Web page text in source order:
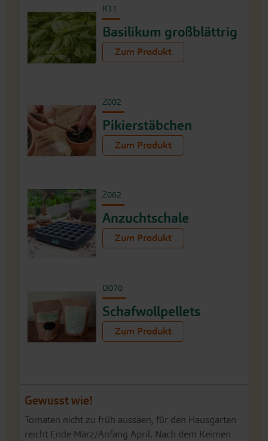
Gewusst wie!
Tomaten nicht zu früh aussäen, für den Hausgarten
reicht Ende März/Anfang April. Nach dem Keimen
K11
Basilikum großblättrig
Zum Produkt
Z002
Pikierstäbchen
Zum Produkt
Z062
Anzuchtschale
Zum Produkt
D070
Schafwollpellets
Zum Produkt